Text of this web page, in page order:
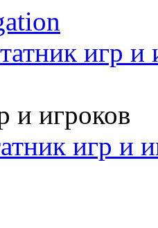
и игроков
игр и